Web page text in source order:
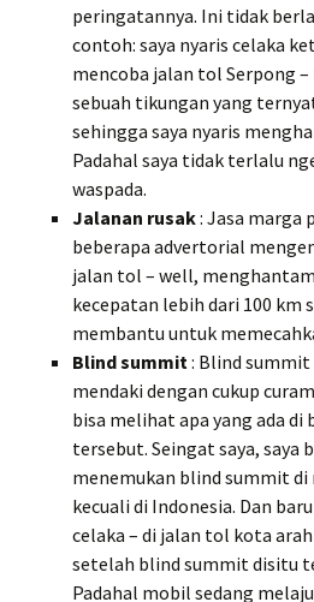
peringatannya. Ini tidak
contoh: saya nyaris celaka
mencoba jalan tol Serpong –
sebuah tikungan yang
sehingga saya nyaris
Padahal saya tidak terlalu
waspada.
Jalanan rusak: Jasa marga
beberapa advertorial
jalan tol – well,
kecepatan lebih dari 100 km
membantu untuk
Blind summit: Blind summit
mendaki dengan cukup
bisa melihat apa yang ada di
tersebut. Seingat saya, saya
menemukan blind summit
kecuali di Indonesia. Dan
celaka – di jalan tol kota
setelah blind summit disitu
Padahal mobil sedang